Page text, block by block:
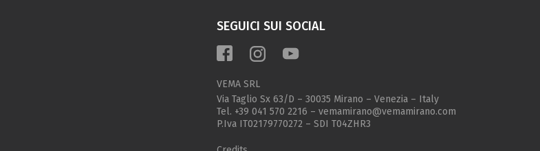
SEGUICI SUI SOCIAL
VEMA SRL
Via Taglio Sx 63/D – 30035 Mirano – Venezia – Italy
Tel. +39 041 570 2216 – vemamirano@vemamirano.com
P.Iva IT02179770272 – SDI T04ZHR3